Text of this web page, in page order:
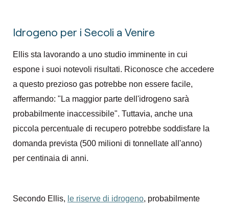
Idrogeno per i Secoli a Venire
Ellis sta lavorando a uno studio imminente in cui
espone i suoi notevoli risultati. Riconosce che accedere
a questo prezioso gas potrebbe non essere facile,
affermando: "La maggior parte dell'idrogeno sarà
probabilmente inaccessibile". Tuttavia, anche una
piccola percentuale di recupero potrebbe soddisfare la
domanda prevista (500 milioni di tonnellate all'anno)
per centinaia di anni.
Secondo Ellis, le riserve di idrogeno, probabilmente